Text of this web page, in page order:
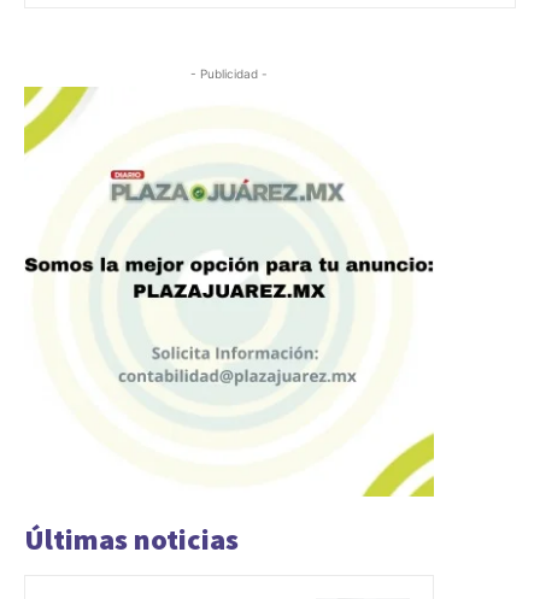
- Publicidad -
Últimas noticias